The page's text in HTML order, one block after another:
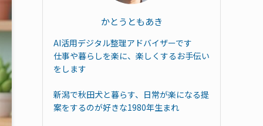
かとうともあき
AI活用デジタル整理アドバイザーです
仕事や暮らしを楽に、楽しくするお手伝い
をします
新潟で秋田犬と暮らす、日常が楽になる提
案をするのが好きな1980年生まれ